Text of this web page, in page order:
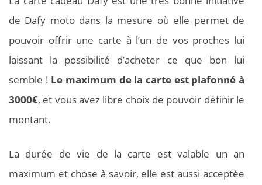
de Dafy moto dans la mesure où elle permet de
pouvoir offrir une carte à l’un de vos proches lui
laissant la possibilité d’acheter ce que bon lui
semble ! Le maximum de la carte est plafonné à
3000€, et vous avez libre choix de pouvoir définir le
montant.
La durée de vie de la carte est valable un an
maximum et chose à savoir, elle est aussi acceptée